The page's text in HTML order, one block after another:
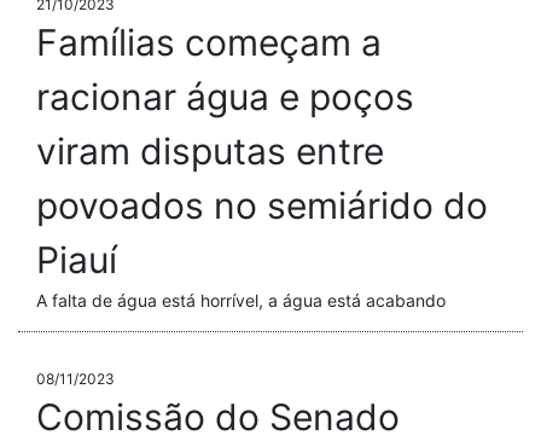
21/10/2023
Famílias começam a
racionar água e poços
viram disputas entre
povoados no semiárido do
Piauí
A falta de água está horrível, a água está acabando
08/11/2023
Comissão do Senado